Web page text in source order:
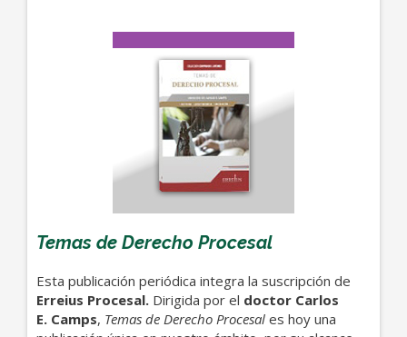
Temas de Derecho Procesal
Esta publicación periódica integra la suscripción de
Erreius Procesal. Dirigida por el doctor Carlos
E. Camps, Temas de Derecho Procesal es hoy una